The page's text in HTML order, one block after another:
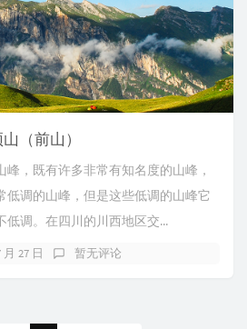
（前山）
，既有许多非常有知名度的山峰，
低调的山峰，但是这些低调的山峰它
低调。在四川的川西地区交...
月 27 日 暂无评论